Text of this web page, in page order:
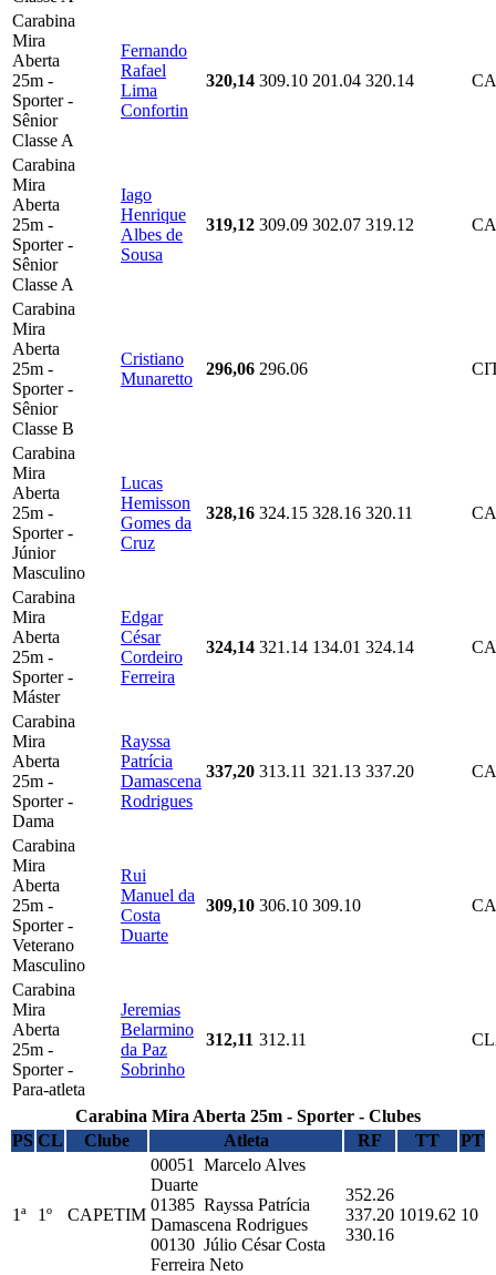
Carabina
Mira
Aberta
25m -
Sporter -
Sênior
Classe A
Fernando
Rafael
Lima
Confortin
320,14 309.10 201.04 320.14
Carabina
Mira
Aberta
25m -
Sporter -
Sênior
Classe A
Iago
Henrique
Albes de
Sousa
319,12 309.09 302.07 319.12
Carabina
Mira
Aberta
25m -
Sporter -
Sênior
Classe B
Cristiano
Munaretto
296,06 296.06
Carabina
Mira
Aberta
25m -
Sporter -
Júnior
Masculino
Lucas
Hemisson
Gomes da
Cruz
328,16 324.15 328.16 320.11
Carabina
Mira
Aberta
25m -
Sporter -
Máster
Edgar
César
Cordeiro
Ferreira
324,14 321.14 134.01 324.14
Carabina
Mira
Aberta
25m -
Sporter -
Dama
Rayssa
Patrícia
Damascena
Rodrigues
337,20 313.11 321.13 337.20
Carabina
Mira
Aberta
25m -
Sporter -
Veterano
Masculino
Rui
Manuel da
Costa
Duarte
309,10 306.10 309.10
Carabina
Mira
Aberta
25m -
Sporter -
Para-atleta
Jeremias
Belarmino
da Paz
Sobrinho
312,11 312.11
Carabina Mira Aberta 25m - Sporter - Clubes
PS CL Clube Atleta RF TT PT
1ª 1º CAPETIM
00051 Marcelo Alves
Duarte
01385 Rayssa Patrícia
Damascena Rodrigues
00130 Júlio César Costa
Ferreira Neto
352.26
337.20
330.16
1019.62 10